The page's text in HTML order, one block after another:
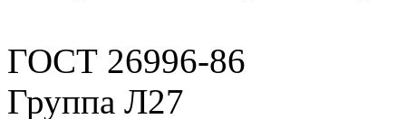
ГОСТ 26996-86
Группа Л27